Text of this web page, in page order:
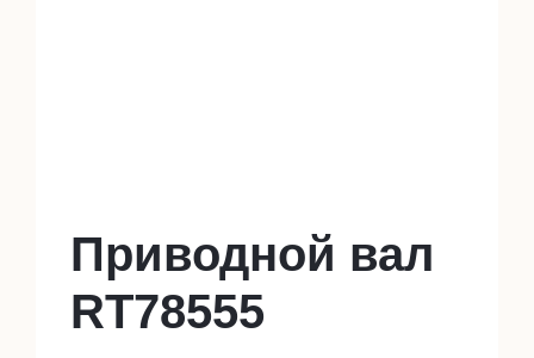
Приводной вал
RT78555